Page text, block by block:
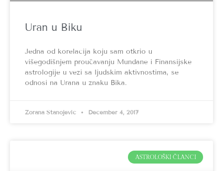
Uran u Biku
Jedna od korelacija koju sam otkrio u
višegodišnjem proučavanju Mundane i Finansijske
astrologije u vezi sa ljudskim aktivnostima, se
odnosi na Urana u znaku Bika.
Zorana Stanojević December 4, 2017
ASTROLOŠKI ČLANCI